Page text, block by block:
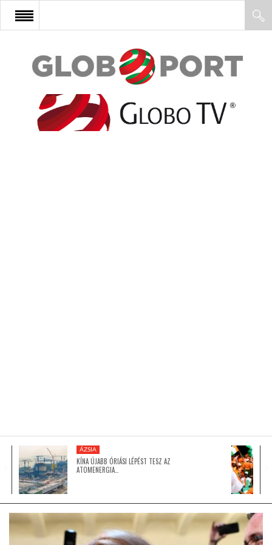
FŐOLDAL
AFRIKA
GLOBOTV BP
ÁZSIA
KÍNA ÚJABB ÓRIÁSI LÉPÉST TESZ AZ
ATOMENERGIA…